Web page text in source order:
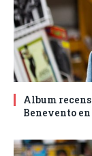
Album
Benevento